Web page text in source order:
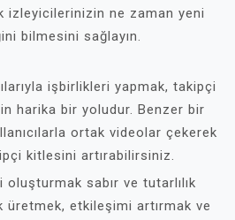
izleyicilerinizin ne zaman yeni
bilmesini sağlayın.
işbirlikleri yapmak, takipçi
harika bir yoludur. Benzer bir
ortak videolar çekerek
kitlesini artırabilirsiniz.
sabır ve tutarlılık
etkileşimi artırmak ve